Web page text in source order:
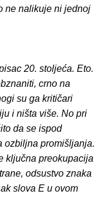
ne nalikuje ni jednoj
20. stoljeća. Eto.
crno na
su ga kritičari
i ništa više. No pri
da se ispod
ozbiljna promišljanja.
ključna preokupacija
odsustvo znaka
slova E u ovom